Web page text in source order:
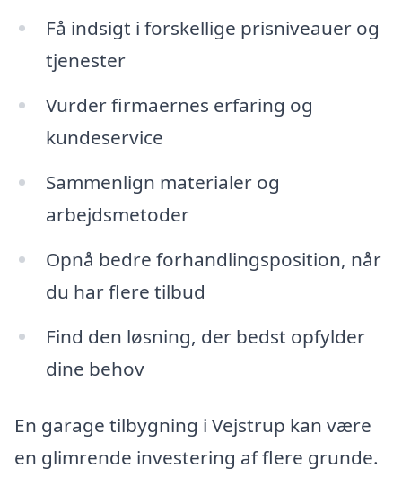
Få indsigt i forskellige prisniveauer og
tjenester
Vurder firmaernes erfaring og
kundeservice
Sammenlign materialer og
arbejdsmetoder
Opnå bedre forhandlingsposition, når
du har flere tilbud
Find den løsning, der bedst opfylder
dine behov
En garage tilbygning i Vejstrup kan være
en glimrende investering af flere grunde.